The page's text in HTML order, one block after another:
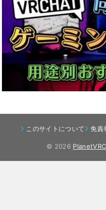
このサイトについて 免責
© 2026 PlanetVRC